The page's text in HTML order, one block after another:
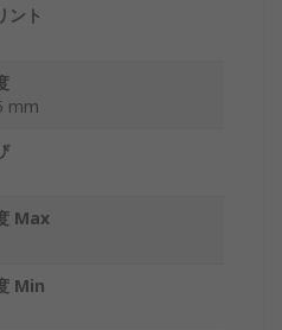
ント
mm
Max
Min